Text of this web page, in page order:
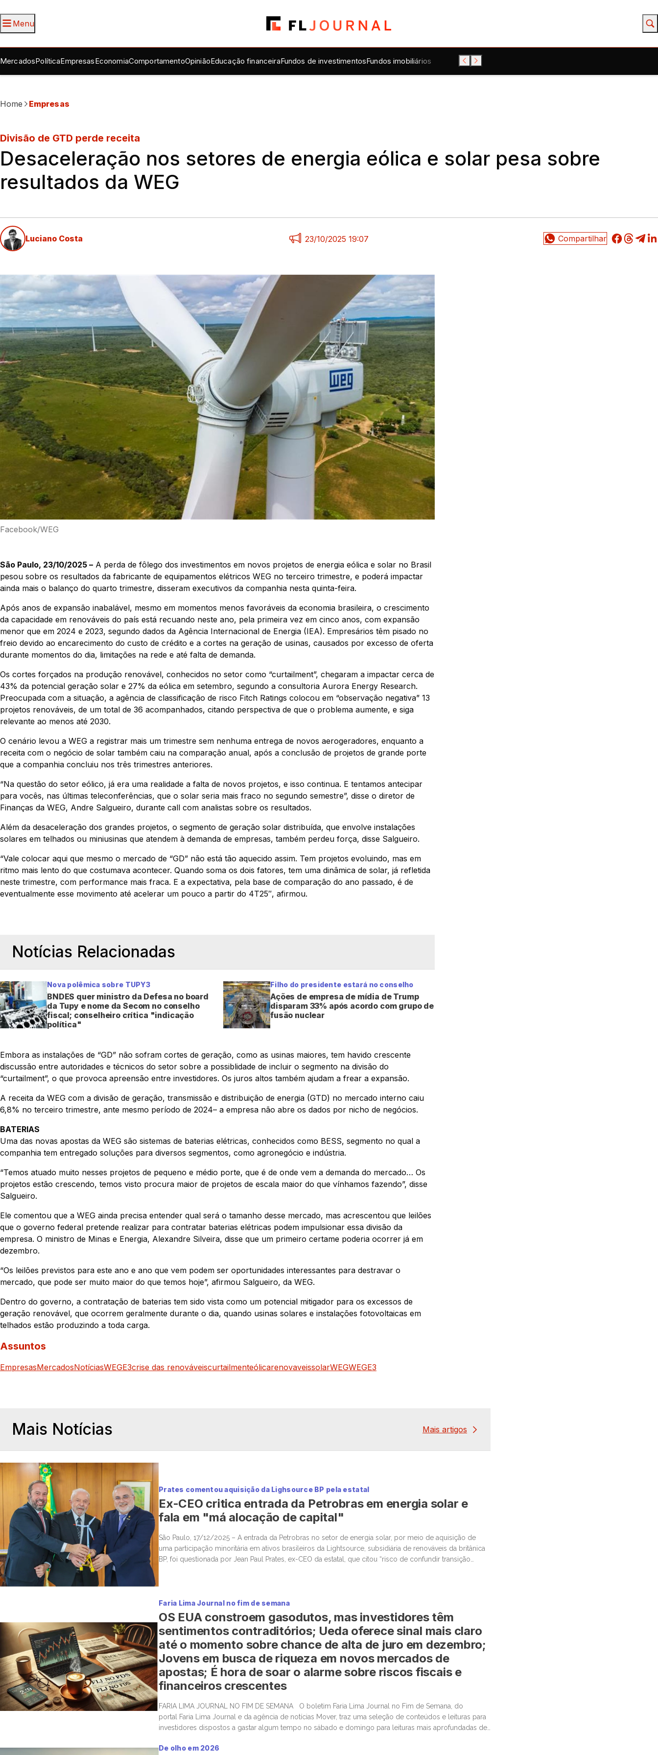
Menu
MercadosPolíticaEmpresasEconomiaComportamentoOpiniãoEducação financeiraFundos de investimentosFundos imobiliários
Home Empresas
Divisão de GTD perde receita
Desaceleração nos setores de energia eólica e solar pesa sobre
resultados da WEG
Luciano Costa 23/10/2025 19:07
Facebook/WEG
São Paulo, 23/10/2025 – A perda de fôlego dos investimentos em novos projetos de energia eólica e solar no Brasil
pesou sobre os resultados da fabricante de equipamentos elétricos WEG no terceiro trimestre, e poderá impactar
ainda mais o balanço do quarto trimestre, disseram executivos da companhia nesta quinta-feira.
Após anos de expansão inabalável, mesmo em momentos menos favoráveis da economia brasileira, o crescimento
da capacidade em renováveis do país está recuando neste ano, pela primeira vez em cinco anos, com expansão
menor que em 2024 e 2023, segundo dados da Agência Internacional de Energia (IEA). Empresários têm pisado no
freio devido ao encarecimento do custo de crédito e a cortes na geração de usinas, causados por excesso de oferta
durante momentos do dia, limitações na rede e até falta de demanda.
Os cortes forçados na produção renovável, conhecidos no setor como “curtailment”, chegaram a impactar cerca de
43% da potencial geração solar e 27% da eólica em setembro, segundo a consultoria Aurora Energy Research.
Preocupada com a situação, a agência de classificação de risco Fitch Ratings colocou em “observação negativa” 13
projetos renováveis, de um total de 36 acompanhados, citando perspectiva de que o problema aumente, e siga
relevante ao menos até 2030.
O cenário levou a WEG a registrar mais um trimestre sem nenhuma entrega de novos aerogeradores, enquanto a
receita com o negócio de solar também caiu na comparação anual, após a conclusão de projetos de grande porte
que a companhia concluiu nos três trimestres anteriores.
“Na questão do setor eólico, já era uma realidade a falta de novos projetos, e isso continua. E tentamos antecipar
para vocês, nas últimas teleconferências, que o solar seria mais fraco no segundo semestre”, disse o diretor de
Finanças da WEG, Andre Salgueiro, durante call com analistas sobre os resultados.
Além da desaceleração dos grandes projetos, o segmento de geração solar distribuída, que envolve instalações
solares em telhados ou miniusinas que atendem à demanda de empresas, também perdeu força, disse Salgueiro.
“Vale colocar aqui que mesmo o mercado de “GD” não está tão aquecido assim. Tem projetos evoluindo, mas em
ritmo mais lento do que costumava acontecer. Quando soma os dois fatores, tem uma dinâmica de solar, já refletida
neste trimestre, com performance mais fraca. E a expectativa, pela base de comparação do ano passado, é de
eventualmente esse movimento até acelerar um pouco a partir do 4T25″, afirmou.
Notícias Relacionadas
Nova polêmica sobre TUPY3
BNDES quer ministro da Defesa no board
da Tupy e nome da Secom no conselho
fiscal; conselheiro crítica "indicação
política"
Filho do presidente estará no conselho
Ações de empresa de mídia de Trump
disparam 33% após acordo com grupo de
fusão nuclear
Embora as instalações de “GD” não sofram cortes de geração, como as usinas maiores, tem havido crescente
discussão entre autoridades e técnicos do setor sobre a possiblidade de incluir o segmento na divisão do
“curtailment”, o que provoca apreensão entre investidores. Os juros altos também ajudam a frear a expansão.
A receita da WEG com a divisão de geração, transmissão e distribuição de energia (GTD) no mercado interno caiu
6,8% no terceiro trimestre, ante mesmo período de 2024– a empresa não abre os dados por nicho de negócios.
BATERIAS
Uma das novas apostas da WEG são sistemas de baterias elétricas, conhecidos como BESS, segmento no qual a
companhia tem entregado soluções para diversos segmentos, como agronegócio e indústria.
“Temos atuado muito nesses projetos de pequeno e médio porte, que é de onde vem a demanda do mercado… Os
projetos estão crescendo, temos visto procura maior de projetos de escala maior do que vínhamos fazendo”, disse
Salgueiro.
Ele comentou que a WEG ainda precisa entender qual será o tamanho desse mercado, mas acrescentou que leilões
que o governo federal pretende realizar para contratar baterias elétricas podem impulsionar essa divisão da
empresa. O ministro de Minas e Energia, Alexandre Silveira, disse que um primeiro certame poderia ocorrer já em
dezembro.
“Os leilões previstos para este ano e ano que vem podem ser oportunidades interessantes para destravar o
mercado, que pode ser muito maior do que temos hoje”, afirmou Salgueiro, da WEG.
Dentro do governo, a contratação de baterias tem sido vista como um potencial mitigador para os excessos de
geração renovável, que ocorrem geralmente durante o dia, quando usinas solares e instalações fotovoltaicas em
telhados estão produzindo a toda carga.
Assuntos
EmpresasMercadosNotíciasWEGE3crise das renováveiscurtailmenteólicarenovaveissolarWEGWEGE3
Mais Notícias Mais artigos
Prates comentou aquisição da Lighsource BP pela estatal
Ex-CEO critica entrada da Petrobras em energia solar e
fala em "má alocação de capital"
São Paulo, 17/12/2025 – A entrada da Petrobras no setor de energia solar, por meio de aquisição de
uma participação minoritária em ativos brasileiros da Lightsource, subsidiária de renováveis da britânica
BP, foi questionada por Jean Paul Prates, ex-CEO da estatal, que citou “risco de confundir transição
Faria Lima Journal no fim de semana
OS EUA constroem gasodutos, mas investidores têm
sentimentos contraditórios; Ueda oferece sinal mais claro
até o momento sobre chance de alta de juro em dezembro;
Jovens em busca de riqueza em novos mercados de
apostas; É hora de soar o alarme sobre riscos fiscais e
financeiros crescentes
FARIA LIMA JOURNAL NO FIM DE SEMANA O boletim Faria Lima Journal no Fim de Semana, do
portal Faria Lima Journal e da agência de notícias Mover, traz uma seleção de conteúdos e leituras para
investidores dispostos a gastar algum tempo no sábado e domingo para leituras mais aprofundadas de
De olho em 2026